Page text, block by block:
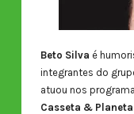
Beto Silva é
integrantes do
atuou nos
Casseta &